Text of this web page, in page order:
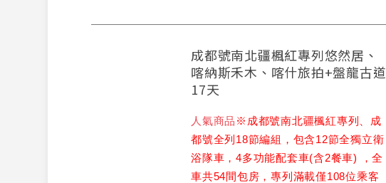
成都號南北疆楓紅專列悠然居、
喀納斯禾木、喀什旅拍+盤龍古道
17天
人氣商品 ※成都號南北疆楓紅專列、成
都號全列18節編組，包含12節全獨立衛
浴隊車，4多功能配套車(含2餐車) ，全
車共54間包房，專列滿載僅108位乘客